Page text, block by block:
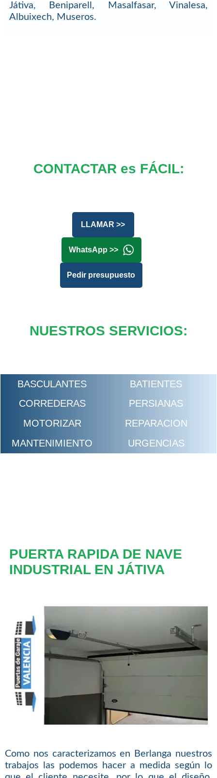
Játiva, Beniparell, Masalfasar, Vinalesa,
Albuixech, Museros.
CONTACTAR es FÁCIL:
LLAMAR >>
WhatsApp >>
Pedir presupuesto
NUESTROS SERVICIOS:
BASCULANTES
BATIENTES
CORREDERAS
PERSIANAS
MOTORIZAR
REPARACION
MANTENIMIENTO
URGENCIAS
PUERTA RAPIDA DE NAVE
INDUSTRIAL EN JÁTIVA
Como nos caracterizamos en Berlanga nuestros
trabajos las podemos hacer a medida según lo